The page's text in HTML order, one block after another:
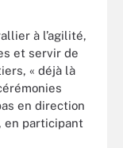
à l’agilité,
et servir de
« déjà là
en direction
en participant